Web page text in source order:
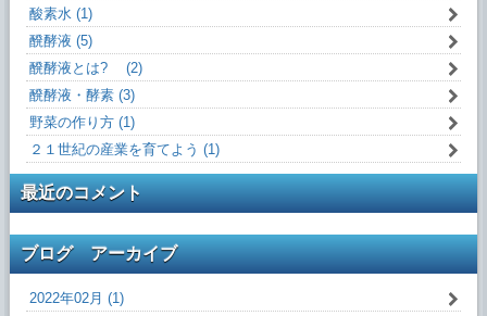
酸素水 (1)
醗酵液 (5)
醗酵液とは? (2)
醗酵液・酵素 (3)
野菜の作り方 (1)
２１世紀の産業を育てよう (1)
最近のコメント
ブログ アーカイブ
2022年02月 (1)